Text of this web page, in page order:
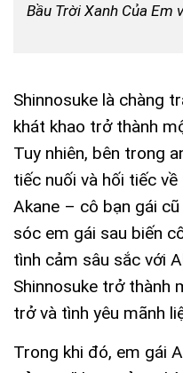
Bầu Trời Xanh Của Em
Shinnosuke là chàng
khát khao trở thành
Tuy nhiên, bên trong
tiếc nuối và hối tiếc
Akane – cô bạn gái
sóc em gái sau biến
tình cảm sâu sắc với
Shinnosuke trở thành
trở và tình yêu mãnh
Trong khi đó, em gái